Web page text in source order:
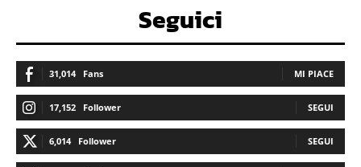
Seguici
31,014 Fans MI PIACE
17,152 Follower SEGUI
6,014 Follower SEGUI